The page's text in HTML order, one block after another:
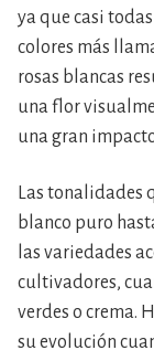
ya que casi
colores más
rosas blancas
una flor
una gran
Las tonalidades
blanco puro
las variedades
cultivadores,
verdes o crema.
su evolución